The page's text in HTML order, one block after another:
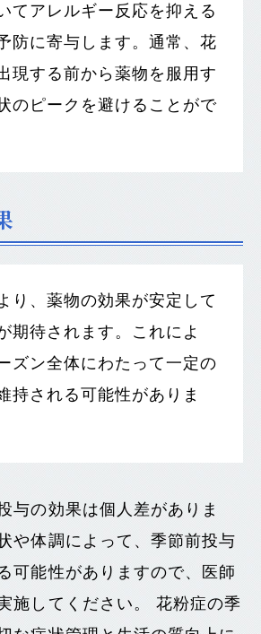
てアレルギー反応を抑える
防に寄与します。通常、花
現する前から薬物を服用す
のピークを避けることがで
り、薬物の効果が安定して
期待されます。これによ
ズン全体にわたって一定の
持される可能性がありま
与の効果は個人差がありま
や体調によって、季節前投与
可能性がありますので、医師
施してください。 花粉症の季